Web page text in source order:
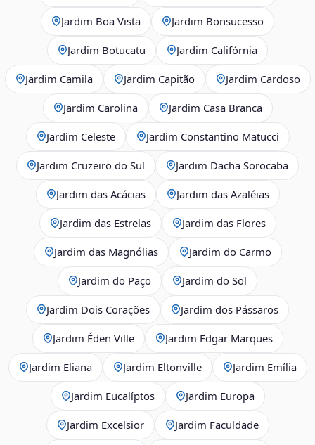
Jardim Boa Vista Jardim Bonsucesso
Jardim Botucatu Jardim Califórnia
Jardim Camila Jardim Capitão Jardim Cardoso
Jardim Carolina Jardim Casa Branca
Jardim Celeste Jardim Constantino Matucci
Jardim Cruzeiro do Sul Jardim Dacha Sorocaba
Jardim das Acácias Jardim das Azaléias
Jardim das Estrelas Jardim das Flores
Jardim das Magnólias Jardim do Carmo
Jardim do Paço Jardim do Sol
Jardim Dois Corações Jardim dos Pássaros
Jardim Éden Ville Jardim Edgar Marques
Jardim Eliana Jardim Eltonville Jardim Emília
Jardim Eucalíptos Jardim Europa
Jardim Excelsior Jardim Faculdade